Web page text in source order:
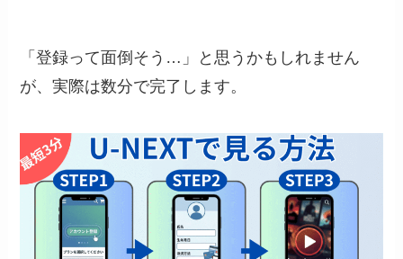
「登録って面倒そう…」と思うかもしれません
が、実際は数分で完了します。